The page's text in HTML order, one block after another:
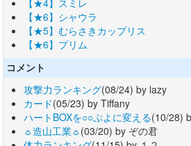
【★6】シャウラ
【★5】むらさきカップリス
【★6】プリム
コメント
攻撃力ランキング(08/24) by lazy
カード(05/23) by Tiffany
ハートBOXを○○ぷよに変える(10/28)
☼造山工業☼(03/20) by ぞの君